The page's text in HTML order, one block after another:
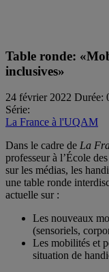
Table ronde:
inclusives»
24 février 2022 Durée:
Série:
La France à l'UQAM
Dans le cadre de La
professeur à l’École
sur les médias, les
une table ronde
actuelle sur :
Les nouveaux
(sensoriels,
Les mobilités et
situation de